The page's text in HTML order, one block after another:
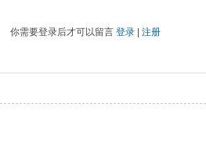
你需要登录后才可以留言 登录 注册